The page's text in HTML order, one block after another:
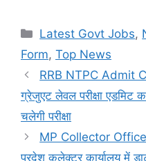
Categories
Latest Govt Jobs,
Form, Top News
RRB NTPC Admit
ग्रेजुएट लेवल परीक्षा
चलेगी परीक्षा
MP Collector
प्रदेश कलेक्टर कार्यालय में